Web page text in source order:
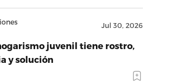
Jul 30, 2026
juvenil tiene rostro,
y solución